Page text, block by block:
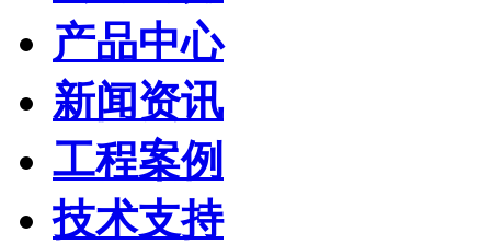
产品中心
新闻资讯
工程案例
技术支持